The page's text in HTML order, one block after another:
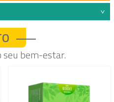
bem-estar.